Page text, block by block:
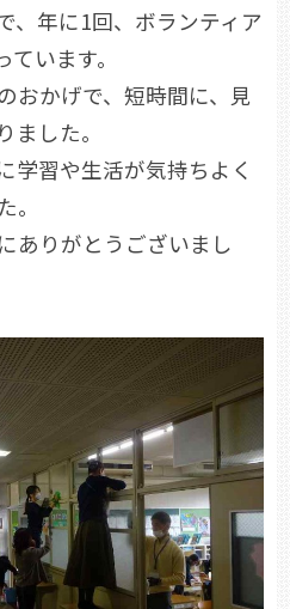
、年に1回、ボランティア
います。
おかげで、短時間に、見
した。
学習や生活が気持ちよく
ありがとうございまし